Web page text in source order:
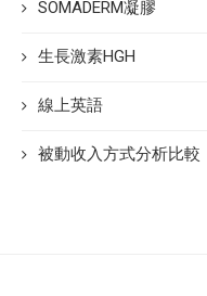
SOMADERM凝膠
生長激素HGH
線上英語
被動收入方式分析比較